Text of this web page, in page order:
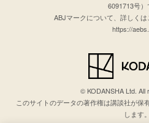
6091713号）
ABJマークについて、詳しくは
https://
© KODANSHA Ltd. All
このサイトのデータの著作権は講談社が保
します。